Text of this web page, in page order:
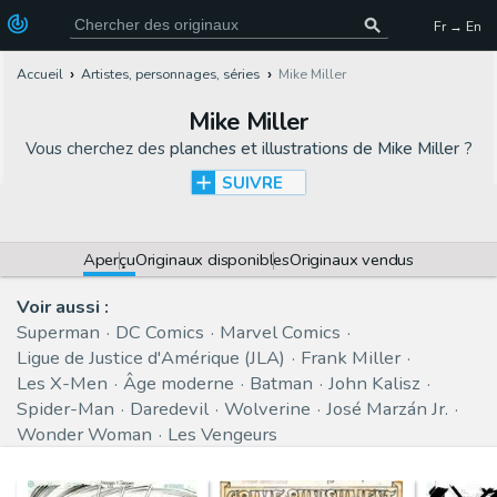
Fr → En
Accueil Artistes, personnages, séries Mike Miller
Mike Miller
Vous cherchez des planches et illustrations de Mike Miller?
SUIVRE
AperçuOriginaux disponiblesOriginaux vendus
Voir aussi :
Superman
DC Comics
Marvel Comics
Ligue de Justice d'Amérique (JLA)
Frank Miller
Les X-Men
Âge moderne Batman
John Kalisz
Spider-Man
Daredevil Wolverine
José Marzán Jr.
Wonder Woman
Les Vengeurs